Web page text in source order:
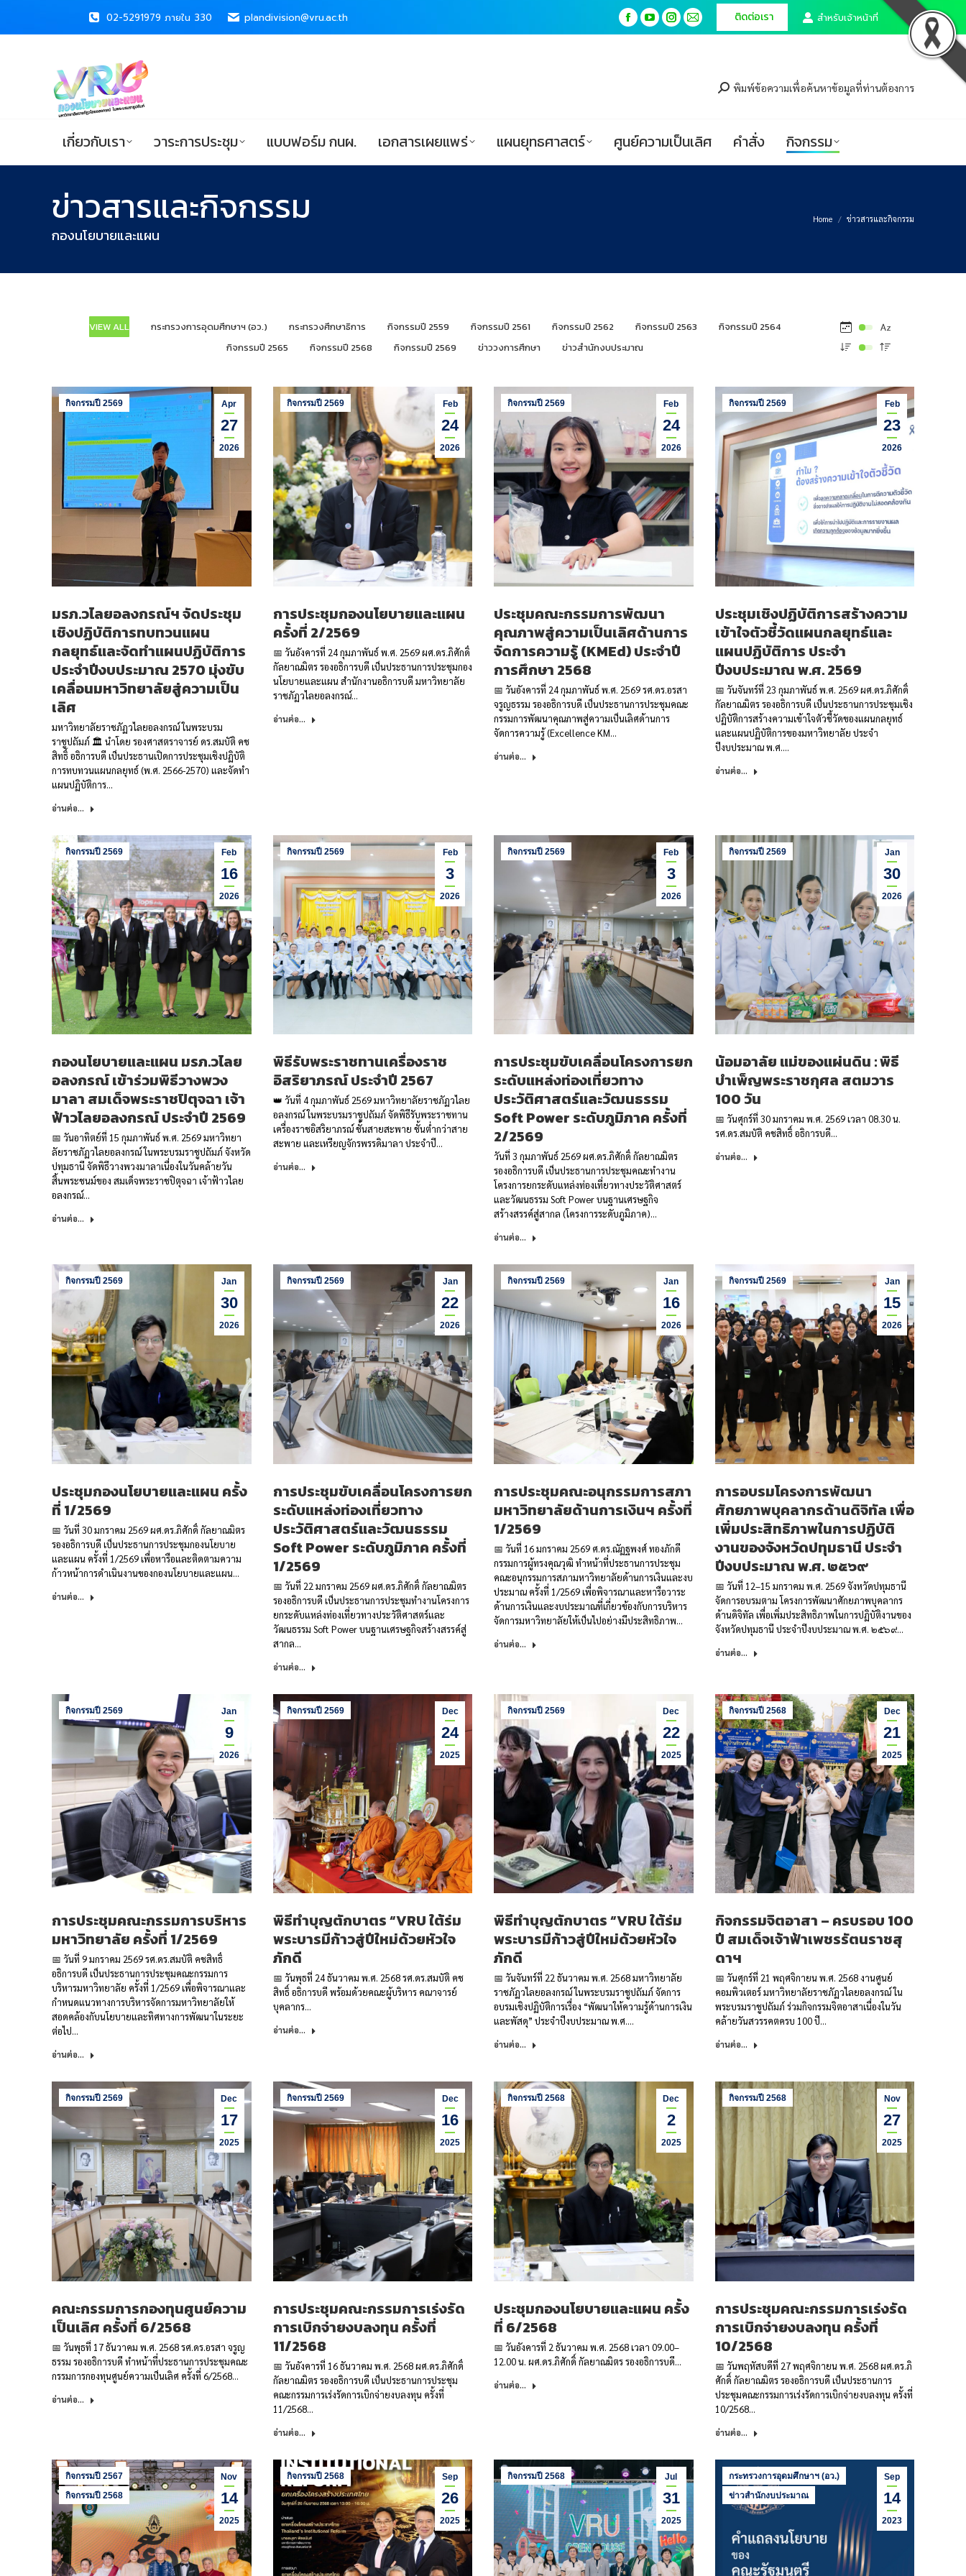
02-5291979 ภายใน 330 plandivision@vru.ac.th
Facebook
YouTubeInstagram
Mail
ติดต่อเรา สำหรับเจ้าหน้าที่
พิมพ์ข้อความเพื่อค้นหาข้อมูลที่ท่านต้องการ
เกี่ยวกับเรา วาระการประชุม แบบฟอร์ม กนผ. เอกสารเผยแพร่ แผนยุทธศาสตร์ ศูนย์ความเป็นเลิศ คำสั่ง กิจกรรม
ข่าวสารและกิจกรรม
กองนโยบายและแผน
You are here: Home ข่าวสารและกิจกรรม
VIEW ALL กระทรวงการอุดมศึกษาฯ (อว.) กระทรวงศึกษาธิการ กิจกรรมปี 2559 กิจกรรมปี 2561 กิจกรรมปี 2562 กิจกรรมปี 2563
กิจกรรมปี 2564
กิจกรรมปี 2565
กิจกรรมปี 2568 กิจกรรมปี 2569 ข่าววงการศึกษา ข่าวสำนักงบประมาณ
Apr
27
2026
กิจกรรมปี 2569
มรภ.วไลยอลงกรณ์ฯ จัดประชุม
เชิงปฏิบัติการทบทวนแผน
กลยุทธ์และจัดทำแผนปฏิบัติการ
ประจำปีงบประมาณ 2570 มุ่งขับ
เคลื่อนมหาวิทยาลัยสู่ความเป็น
เลิศ
มหาวิทยาลัยราชภัฏวไลยอลงกรณ์ ในพระบรม
ราชูปถัมภ์ 🏛️ นำโดย รองศาสตราจารย์ ดร.สมบัติ คช
สิทธิ์ อธิการบดี เป็นประธานเปิดการประชุมเชิงปฏิบัติ
การทบทวนแผนกลยุทธ์ (พ.ศ. 2566-2570) และจัดทำ
แผนปฏิบัติการ…
อ่านต่อ...
Feb
24
2026
กิจกรรมปี 2569
การประชุมกองนโยบายและแผน
ครั้งที่ 2/2569
📅 วันอังคารที่ 24 กุมภาพันธ์ พ.ศ. 2569 ผศ.ดร.ภิศักดิ์
กัลยาณมิตร รองอธิการบดี เป็นประธานการประชุมกอง
นโยบายและแผน สำนักงานอธิการบดี มหาวิทยาลัย
ราชภัฏวไลยอลงกรณ์…
อ่านต่อ...
Feb
24
2026
กิจกรรมปี 2569
ประชุมคณะกรรมการพัฒนา
คุณภาพสู่ความเป็นเลิศด้านการ
จัดการความรู้ (KMEd) ประจำปี
การศึกษา 2568
📅 วันอังคารที่ 24 กุมภาพันธ์ พ.ศ. 2569 รศ.ดร.อรสา
จรูญธรรม รองอธิการบดี เป็นประธานการประชุมคณะ
กรรมการพัฒนาคุณภาพสู่ความเป็นเลิศด้านการ
จัดการความรู้ (Excellence KM…
อ่านต่อ...
Feb
23
2026
กิจกรรมปี 2569
ประชุมเชิงปฏิบัติการสร้างความ
เข้าใจตัวชี้วัดแผนกลยุทธ์และ
แผนปฏิบัติการ ประจำ
ปีงบประมาณ พ.ศ. 2569
📅 วันจันทร์ที่ 23 กุมภาพันธ์ พ.ศ. 2569 ผศ.ดร.ภิศักดิ์
กัลยาณมิตร รองอธิการบดี เป็นประธานการประชุมเชิง
ปฏิบัติการสร้างความเข้าใจตัวชี้วัดของแผนกลยุทธ์
และแผนปฏิบัติการของมหาวิทยาลัย ประจำ
ปีงบประมาณ พ.ศ.…
อ่านต่อ...
Feb
16
2026
กิจกรรมปี 2569
กองนโยบายและแผน มรภ.วไลย
อลงกรณ์ เข้าร่วมพิธีวางพวง
มาลา สมเด็จพระราชปิตุจฉา เจ้า
ฟ้าวไลยอลงกรณ์ ประจำปี 2569
📅 วันอาทิตย์ที่ 15 กุมภาพันธ์ พ.ศ. 2569 มหาวิทยา
ลัยราชภัฏวไลยอลงกรณ์ ในพระบรมราชูปถัมภ์ จังหวัด
ปทุมธานี จัดพิธีวางพวงมาลาเนื่องในวันคล้ายวัน
สิ้นพระชนม์ของ สมเด็จพระราชปิตุจฉา เจ้าฟ้าวไลย
อลงกรณ์…
อ่านต่อ...
Feb
3
2026
กิจกรรมปี 2569
พิธีรับพระราชทานเครื่องราช
อิสริยาภรณ์ ประจำปี 2567
👑 วันที่ 4 กุมภาพันธ์ 2569 มหาวิทยาลัยราชภัฏวไลย
อลงกรณ์ ในพระบรมราชูปถัมภ์ จัดพิธีรับพระราชทาน
เครื่องราชอิสริยาภรณ์ ชั้นสายสะพาย ชั้นต่ำกว่าสาย
สะพาย และเหรียญจักรพรรดิมาลา ประจำปี…
อ่านต่อ...
Feb
3
2026
กิจกรรมปี 2569
การประชุมขับเคลื่อนโครงการยก
ระดับแหล่งท่องเที่ยวทาง
ประวัติศาสตร์และวัฒนธรรม
Soft Power ระดับภูมิภาค ครั้งที่
2/2569
วันที่ 3 กุมภาพันธ์ 2569 ผศ.ดร.ภิศักดิ์ กัลยาณมิตร
รองอธิการบดี เป็นประธานการประชุมคณะทำงาน
โครงการยกระดับแหล่งท่องเที่ยวทางประวัติศาสตร์
และวัฒนธรรม Soft Power บนฐานเศรษฐกิจ
สร้างสรรค์สู่สากล (โครงการระดับภูมิภาค)…
อ่านต่อ...
Jan
30
2026
กิจกรรมปี 2569
น้อมอาลัย แม่ของแผ่นดิน : พิธี
บำเพ็ญพระราชกุศล สตมวาร
100 วัน
📅 วันศุกร์ที่ 30 มกราคม พ.ศ. 2569 เวลา 08.30 น.
รศ.ดร.สมบัติ คชสิทธิ์ อธิการบดี…
อ่านต่อ...
Jan
30
2026
กิจกรรมปี 2569
ประชุมกองนโยบายและแผน ครั้ง
ที่ 1/2569
📅 วันที่ 30 มกราคม 2569 ผศ.ดร.ภิศักดิ์ กัลยาณมิตร
รองอธิการบดี เป็นประธานการประชุมกองนโยบาย
และแผน ครั้งที่ 1/2569 เพื่อหารือและติดตามความ
ก้าวหน้าการดำเนินงานของกองนโยบายและแผน…
อ่านต่อ...
Jan
22
2026
กิจกรรมปี 2569
การประชุมขับเคลื่อนโครงการยก
ระดับแหล่งท่องเที่ยวทาง
ประวัติศาสตร์และวัฒนธรรม
Soft Power ระดับภูมิภาค ครั้งที่
1/2569
📅 วันที่ 22 มกราคม 2569 ผศ.ดร.ภิศักดิ์ กัลยาณมิตร
รองอธิการบดี เป็นประธานการประชุมทำงานโครงการ
ยกระดับแหล่งท่องเที่ยวทางประวัติศาสตร์และ
วัฒนธรรม Soft Power บนฐานเศรษฐกิจสร้างสรรค์สู่
สากล…
อ่านต่อ...
Jan
16
2026
กิจกรรมปี 2569
การประชุมคณะอนุกรรมการสภา
มหาวิทยาลัยด้านการเงินฯ ครั้งที่
1/2569
📅 วันที่ 16 มกราคม 2569 ศ.ดร.ณัฏฐพงศ์ ทองภักดี
กรรมการผู้ทรงคุณวุฒิ ทำหน้าที่ประธานการประชุม
คณะอนุกรรมการสภามหาวิทยาลัยด้านการเงินและงบ
ประมาณ ครั้งที่ 1/2569 เพื่อพิจารณาและหารือวาระ
ด้านการเงินและงบประมาณที่เกี่ยวข้องกับการบริหาร
จัดการมหาวิทยาลัยให้เป็นไปอย่างมีประสิทธิภาพ…
อ่านต่อ...
Jan
15
2026
กิจกรรมปี 2569
การอบรมโครงการพัฒนา
ศักยภาพบุคลากรด้านดิจิทัล เพื่อ
เพิ่มประสิทธิภาพในการปฏิบัติ
งานของจังหวัดปทุมธานี ประจำ
ปีงบประมาณ พ.ศ. ๒๕๖๙
📅 วันที่ 12–15 มกราคม พ.ศ. 2569 จังหวัดปทุมธานี
จัดการอบรมตาม โครงการพัฒนาศักยภาพบุคลากร
ด้านดิจิทัล เพื่อเพิ่มประสิทธิภาพในการปฏิบัติงานของ
จังหวัดปทุมธานี ประจำปีงบประมาณ พ.ศ. ๒๕๖๙…
อ่านต่อ...
Jan
9
2026
กิจกรรมปี 2569
การประชุมคณะกรรมการบริหาร
มหาวิทยาลัย ครั้งที่ 1/2569
📅 วันที่ 9 มกราคม 2569 รศ.ดร.สมบัติ คชสิทธิ์
อธิการบดี เป็นประธานการประชุมคณะกรรมการ
บริหารมหาวิทยาลัย ครั้งที่ 1/2569 เพื่อพิจารณาและ
กำหนดแนวทางการบริหารจัดการมหาวิทยาลัยให้
สอดคล้องกับนโยบายและทิศทางการพัฒนาในระยะ
ต่อไป…
อ่านต่อ...
Dec
24
2025
กิจกรรมปี 2569
พิธีทำบุญตักบาตร “VRU ใต้ร่ม
พระบารมีก้าวสู่ปีใหม่ด้วยหัวใจ
ภักดี
📅 วันพุธที่ 24 ธันวาคม พ.ศ. 2568 รศ.ดร.สมบัติ คช
สิทธิ์ อธิการบดี พร้อมด้วยคณะผู้บริหาร คณาจารย์
บุคลากร…
อ่านต่อ...
Dec
22
2025
กิจกรรมปี 2569
พิธีทำบุญตักบาตร “VRU ใต้ร่ม
พระบารมีก้าวสู่ปีใหม่ด้วยหัวใจ
ภักดี
📅 วันจันทร์ที่ 22 ธันวาคม พ.ศ. 2568 มหาวิทยาลัย
ราชภัฏวไลยอลงกรณ์ ในพระบรมราชูปถัมภ์ จัดการ
อบรมเชิงปฏิบัติการเรื่อง “พัฒนาให้ความรู้ด้านการเงิน
และพัสดุ” ประจำปีงบประมาณ พ.ศ.…
อ่านต่อ...
Dec
21
2025
กิจกรรมปี 2568
กิจกรรมจิตอาสา – ครบรอบ 100
ปี สมเด็จเจ้าฟ้าเพชรรัตนราชสุ
ดาฯ
📅 วันศุกร์ที่ 21 พฤศจิกายน พ.ศ. 2568 งานศูนย์
คอมพิวเตอร์ มหาวิทยาลัยราชภัฏวไลยอลงกรณ์ ใน
พระบรมราชูปถัมภ์ ร่วมกิจกรรมจิตอาสาเนื่องในวัน
คล้ายวันสวรรคตครบ 100 ปี…
อ่านต่อ...
Dec
17
2025
กิจกรรมปี 2569
คณะกรรมการกองทุนศูนย์ความ
เป็นเลิศ ครั้งที่ 6/2568
📅 วันพุธที่ 17 ธันวาคม พ.ศ. 2568 รศ.ดร.อรสา จรูญ
ธรรม รองอธิการบดี ทำหน้าที่ประธานการประชุมคณะ
กรรมการกองทุนศูนย์ความเป็นเลิศ ครั้งที่ 6/2568…
อ่านต่อ...
Dec
16
2025
กิจกรรมปี 2569
การประชุมคณะกรรมการเร่งรัด
การเบิกจ่ายงบลงทุน ครั้งที่
11/2568
📅 วันอังคารที่ 16 ธันวาคม พ.ศ. 2568 ผศ.ดร.ภิศักดิ์
กัลยาณมิตร รองอธิการบดี เป็นประธานการประชุม
คณะกรรมการเร่งรัดการเบิกจ่ายงบลงทุน ครั้งที่
11/2568…
อ่านต่อ...
Dec
2
2025
กิจกรรมปี 2568
ประชุมกองนโยบายและแผน ครั้ง
ที่ 6/2568
📅 วันอังคารที่ 2 ธันวาคม พ.ศ. 2568 เวลา 09.00–
12.00 น. ผศ.ดร.ภิศักดิ์ กัลยาณมิตร รองอธิการบดี…
อ่านต่อ...
Nov
27
2025
กิจกรรมปี 2568
การประชุมคณะกรรมการเร่งรัด
การเบิกจ่ายงบลงทุน ครั้งที่
10/2568
📅 วันพฤหัสบดีที่ 27 พฤศจิกายน พ.ศ. 2568 ผศ.ดร.ภิ
ศักดิ์ กัลยาณมิตร รองอธิการบดี เป็นประธานการ
ประชุมคณะกรรมการเร่งรัดการเบิกจ่ายงบลงทุน ครั้งที่
10/2568…
อ่านต่อ...
Nov
14
2025
กิจกรรมปี 2567
กิจกรรมปี 2568
Sep
26
2025
กิจกรรมปี 2568 Jul
31
2025
กิจกรรมปี 2568 Sep
14
2023
กระทรวงการอุดมศึกษาฯ (อว.)
ข่าวสำนักงบประมาณ
02-5291979 ภายใน 330 plandivision@vru.ac.th
Facebook
YouTubeInstagram
Mail
ติดต่อเรา สำหรับเจ้าหน้าที่
เกี่ยวกับเรา